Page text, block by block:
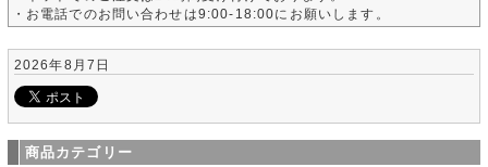
・お電話でのお問い合わせは9:00-18:00にお願いします。
2026年8月7日
商品カテゴリー